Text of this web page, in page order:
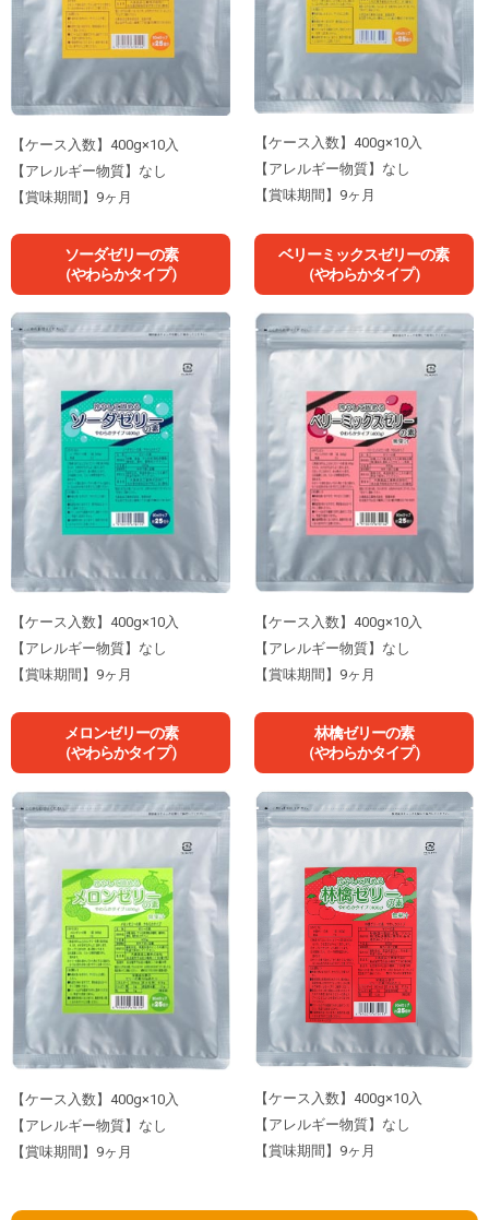
【ケース入数】400g×10入
【アレルギー物質】なし
【賞味期間】9ヶ月
【ケース入数】400g×10入
【アレルギー物質】なし
【賞味期間】9ヶ月
ソーダゼリーの素
（やわらかタイプ）
【ケース入数】400g×10入
【アレルギー物質】なし
【賞味期間】9ヶ月
ベリーミックスゼリーの素
（やわらかタイプ）
【ケース入数】400g×10入
【アレルギー物質】なし
【賞味期間】9ヶ月
メロンゼリーの素
（やわらかタイプ）
【ケース入数】400g×10入
【アレルギー物質】なし
【賞味期間】9ヶ月
林檎ゼリーの素
（やわらかタイプ）
【ケース入数】400g×10入
【アレルギー物質】なし
【賞味期間】9ヶ月